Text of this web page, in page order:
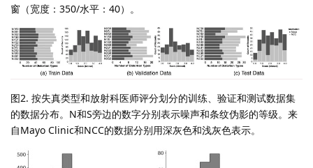
窗（宽度：350/水平：40）。
图2. 按失真类型和放射科医师评分划分的训练、验证和测试数据集
的数据分布。N和S旁边的数字分别表示噪声和条纹伪影的等级。来
自Mayo Clinic和NCC的数据分别用深灰色和浅灰色表示。